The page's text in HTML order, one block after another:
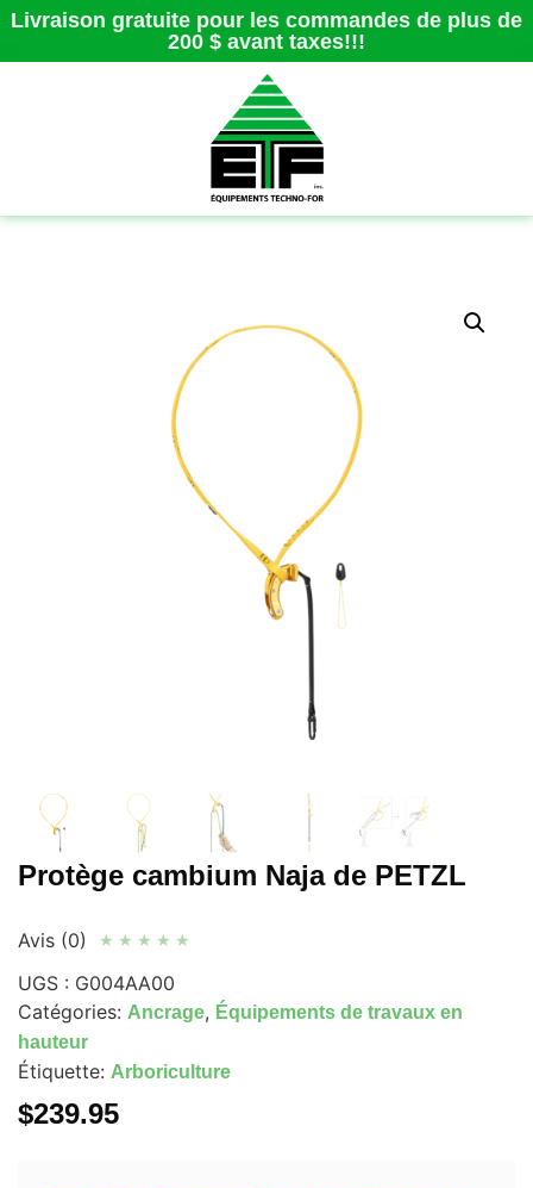
Livraison gratuite pour les commandes de plus de
200 $ avant taxes!!!
Protège cambium Naja de PETZL
Avis (0) ★ ★ ★ ★ ★
UGS : G004AA00
Catégories: Ancrage, Équipements de travaux en
hauteur
Étiquette: Arboriculture
$239.95